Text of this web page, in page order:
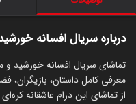
درباره سریال افسانه
معرفی کامل داستان، بازیگران،
از تماشای این درام عاشقانه